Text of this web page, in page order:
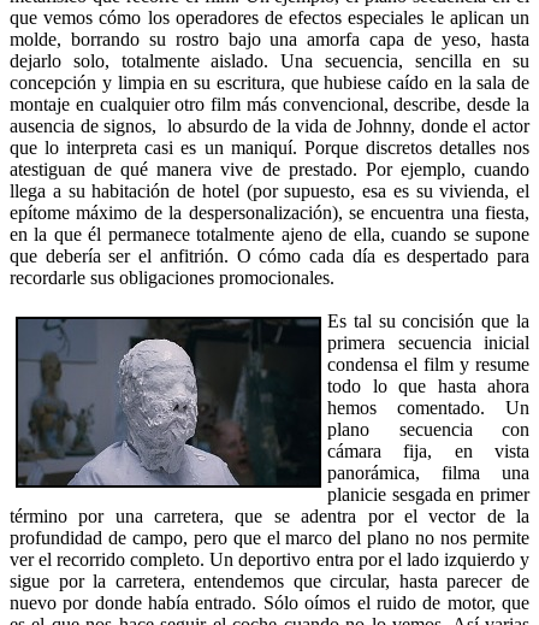
que vemos cómo los operadores de efectos especiales le aplican un
molde, borrando su rostro bajo una amorfa capa de yeso, hasta
dejarlo solo, totalmente aislado. Una secuencia, sencilla en su
concepción y limpia en su escritura, que hubiese caído en la sala de
montaje en cualquier otro film más convencional, describe, desde la
ausencia de signos, lo absurdo de la vida de Johnny, donde el actor
que lo interpreta casi es un maniquí. Porque discretos detalles nos
atestiguan de qué manera vive de prestado. Por ejemplo, cuando
llega a su habitación de hotel (por supuesto, esa es su vivienda, el
epítome máximo de la despersonalización), se encuentra una fiesta,
en la que él permanece totalmente ajeno de ella, cuando se supone
que debería ser el anfitrión. O cómo cada día es despertado para
recordarle sus obligaciones promocionales.
Es tal su concisión que la
primera secuencia inicial
condensa el film y resume
todo lo que hasta ahora
hemos comentado. Un
plano secuencia con
cámara fija, en vista
panorámica, filma una
planicie sesgada en primer
término por una carretera, que se adentra por el vector de la
profundidad de campo, pero que el marco del plano no nos permite
ver el recorrido completo. Un deportivo entra por el lado izquierdo y
sigue por la carretera, entendemos que circular, hasta parecer de
nuevo por donde había entrado. Sólo oímos el ruido de motor, que